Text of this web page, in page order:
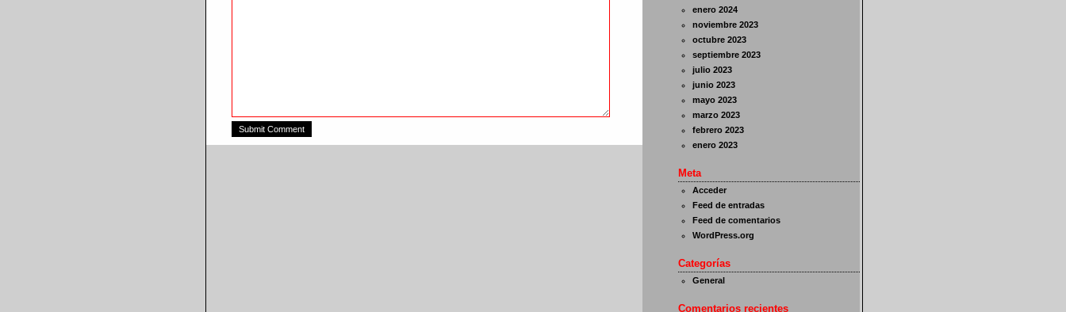
enero 2024
noviembre 2023
octubre 2023
septiembre 2023
julio 2023
junio 2023
mayo 2023
marzo 2023
febrero 2023
enero 2023
Meta
Acceder
Feed de entradas
Feed de comentarios
WordPress.org
Categorías
General
Comentarios recientes